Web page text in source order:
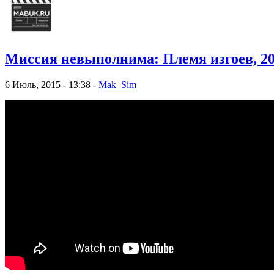
Миссия невыполнима: Племя изгоев,
6 Июль, 2015 - 13:38 - Mak_Sim